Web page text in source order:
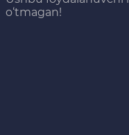
o‘tmagan!